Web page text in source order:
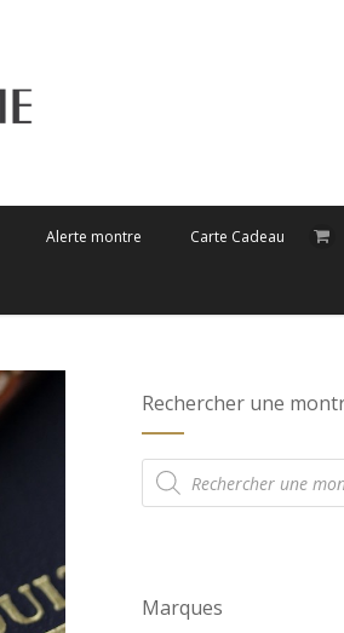
Alerte montre Carte Cadeau
Rechercher une
Recherche
de
produits
Marques